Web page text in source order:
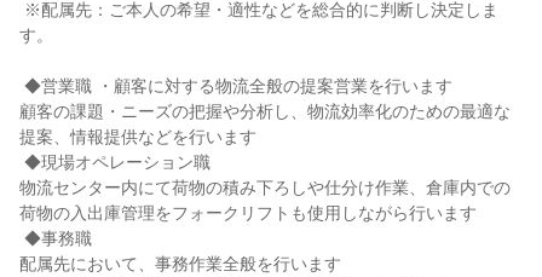
す。
顧客の課題・ニーズの把握や分析し、物流効率化のための最適な
提案、情報提供などを行います
物流センター内にて荷物の積み下ろしや仕分け作業、倉庫内での
荷物の入出庫管理をフォークリフトも使用しながら行います
配属先において、事務作業全般を行います